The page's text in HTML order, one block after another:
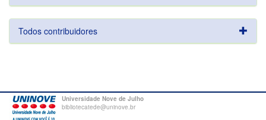
Todos contribuidores
Universidade Nove de Julho
bibliotecatede@uninove.br